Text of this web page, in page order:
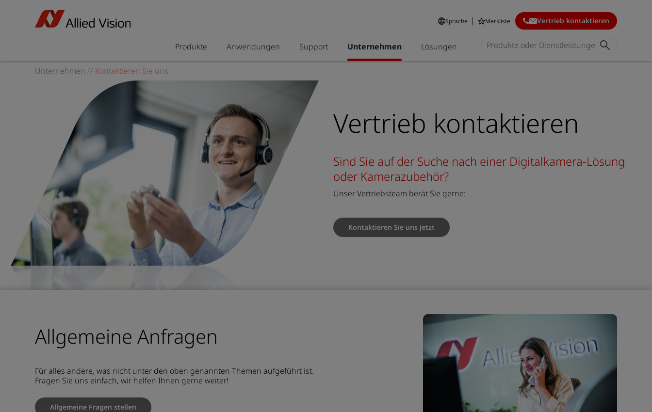
Sprache Merkliste Vertrieb kontaktieren
Produkte Anwendungen Support Unternehmen Lösungen
Unternehmen // Kontaktieren Sie uns
Vertrieb kontaktieren
Sind Sie auf der Suche nach einer Digitalkamera-Lösung
oder Kamerazubehör?
Unser Vertriebsteam berät Sie gerne:
Kontaktieren Sie uns jetzt
Allgemeine Anfragen
Für alles andere, was nicht unter den oben genannten Themen aufgeführt ist.
Fragen Sie uns einfach, wir helfen Ihnen gerne weiter!
Allgemeine Fragen stellen